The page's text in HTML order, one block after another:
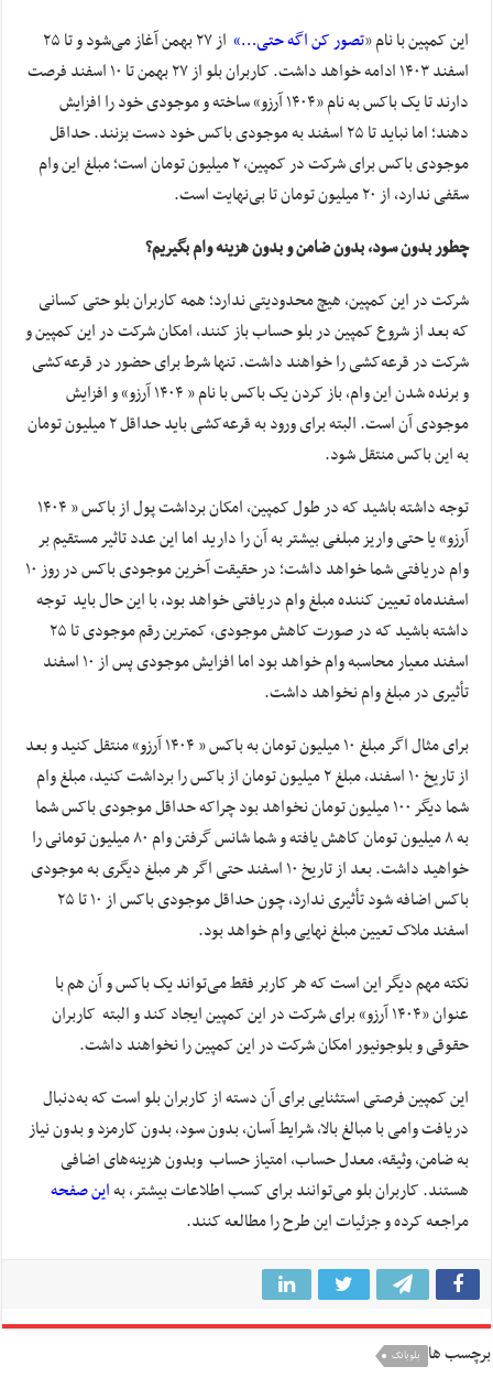
این کمپین با نام«تصورکناگهحتی…»
از ۲۷ بهمن آغاز می‌شود و تا ۲۵
اسفند ۱۴۰۳ ادامه خواهد داشت. کاربران بلو از ۲۷ بهمن تا ۱۰ اسفند فرصت
دارند تا یک باکس به نام «۱۴۰۴ آرزو» ساخته و موجودی خود را افزایش
دهند؛ اما نباید تا ۲۵ اسفند به موجودی باکس خود دست بزنند. حداقل
موجودی باکس برای شرکت در کمپین، ۲ میلیون تومان است؛ مبلغ این وام
سقفی ندارد، از ۲۰ میلیون تومان تا بی‌نهایت است.
چطور بدون سود، بدون ضامن و بدون هزینه وام بگیریم؟
شرکت در این کمپین، هیچ محدودیتی ندارد؛ همه کاربران بلو حتی کسانی
که بعد از شروع کمپین در بلو حساب باز کنند، امکان شرکت در این کمپین و
شرکت در قرعه‌کشی را خواهند داشت. تنها شرط برای حضور در قرعه‌کشی
و برنده شدن این وام، باز کردن یک باکس با نام « ۱۴۰۴ آرزو» و افزایش
موجودی آن است. البته برای ورود به قرعه‌کشی باید حداقل ۲ میلیون تومان
به این باکس منتقل شود.
توجه داشته باشید که در طول کمپین، امکان برداشت پول از باکس « ۱۴۰۴
آرزو» یا حتی واریز مبلغی بیشتر به آن را دارید اما این عدد تاثیر مستقیم بر
وام دریافتی شما خواهد داشت؛ در حقیقت آخرین موجودی باکس در روز ۱۰
اسفندماه تعیین کننده مبلغ وام دریافتی خواهد بود، با این حال باید توجه
داشته باشید که در صورت کاهش موجودی، کمترین رقم موجودی تا ۲۵
اسفند معیار محاسبه وام خواهد بود اما افزایش موجودی پس از ۱۰ اسفند
تأثیری در مبلغ وام نخواهد داشت.
برای مثال اگر مبلغ ۱۰ میلیون تومان به باکس « ۱۴۰۴ آرزو» منتقل کنید و بعد
از تاریخ ۱۰ اسفند، مبلغ ۲ میلیون تومان از باکس را برداشت کنید، مبلغ وام
شما دیگر ۱۰۰ میلیون تومان نخواهد بود چراکه حداقل موجودی باکس شما
به ۸ میلیون تومان کاهش یافته و شما شانس گرفتن وام ۸۰ میلیون تومانی را
خواهید داشت. بعد از تاریخ ۱۰ اسفند حتی اگر هر مبلغ دیگری به موجودی
باکس اضافه شود تأثیری ندارد، چون حداقل موجودی باکس از ۱۰ تا ۲۵
اسفند ملاک تعیین مبلغ نهایی وام خواهد بود.
نکته مهم دیگر این است که هر کاربر فقط می‌تواند یک باکس و آن هم با
عنوان «۱۴۰۴ آرزو» برای شرکت در این کمپین ایجاد کند و البته کاربران
حقوقی و بلوجونیور امکان شرکت در این کمپین را نخواهند داشت.
این کمپین فرصتی استثنایی برای آن دسته از کاربران بلو است که به‌دنبال
دریافت وامی با مبالغ بالا، شرایط آسان، بدون سود، بدون کارمزد و بدون نیاز
به ضامن، وثیقه، معدل حساب، امتیاز حساب وبدون هزینه‌های اضافی
هستند. کاربران بلو می‌توانند برای کسب اطلاعات بیشتر، بهاینصفحه
مراجعه کرده و جزئیات این طرح را مطالعه کنند.
برچسب ها بلوبانک